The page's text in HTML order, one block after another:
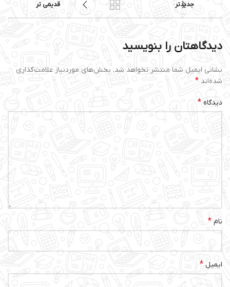
جدیدتر قدیمی تر
دیدگاهتان را بنویسید
نشانی ایمیل شما منتشر نخواهد شد. بخش‌های موردنیاز علامت‌گذاری
شده‌اند *
دیدگاه *
نام *
ایمیل *